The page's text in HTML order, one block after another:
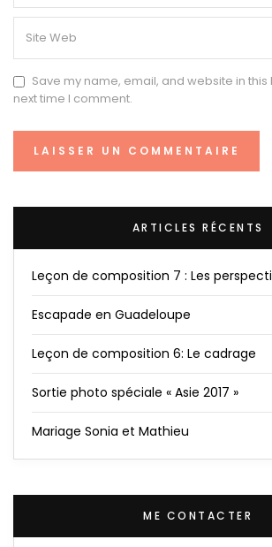
Save my name, email, and website in
next time I comment.
ARTICLES RÉCENTS
Leçon de composition 7 : Les
Escapade en Guadeloupe
Leçon de composition 6: Le cadrage
Sortie photo spéciale « Asie 2017 »
Mariage Sonia et Mathieu
ME CONTACTER